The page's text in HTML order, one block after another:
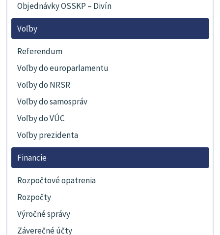
Objednávky OSSKP – Divín
Voľby
Referendum
Voľby do europarlamentu
Voľby do NRSR
Voľby do samospráv
Voľby do VÚC
Voľby prezidenta
Financie
Rozpočtové opatrenia
Rozpočty
Výročné správy
Záverečné účty